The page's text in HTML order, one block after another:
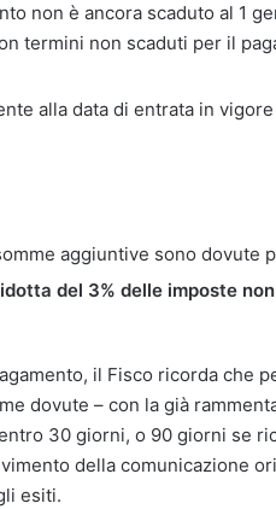
non è ancora scaduto al 1
termini non scaduti per il
alla data di entrata in
aggiuntive sono dovute
del 3% delle imposte
il Fisco ricorda che
dovute – con la già
30 giorni, o 90 giorni se
della comunicazione
esiti.